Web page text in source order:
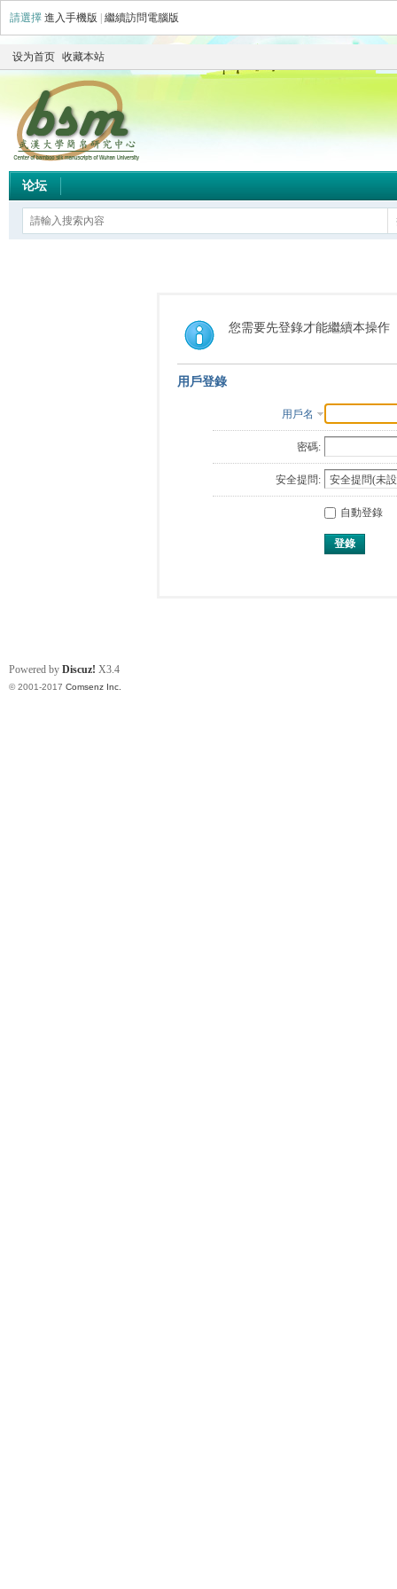
請選擇 進入手機版 繼續訪問電腦版
设为首页 收藏本站
论坛
您需要先登錄才能繼續本操作
用戶登錄
用戶名
密碼:
安全提問:
自動登錄
登錄
Powered by Discuz! X3.4
© 2001-2017 Comsenz Inc.